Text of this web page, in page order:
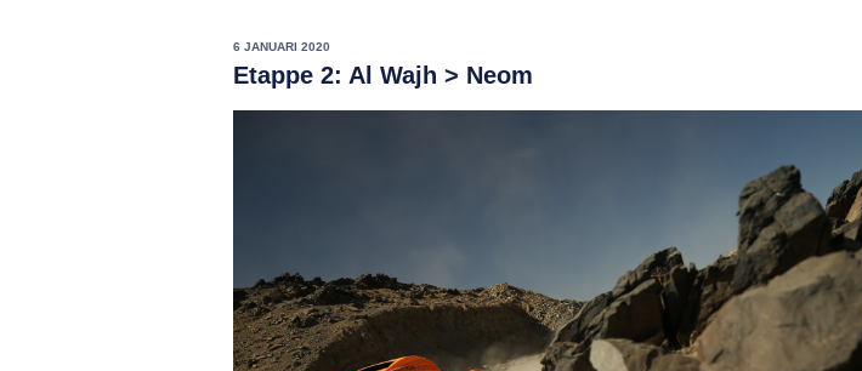
6 JANUARI 2020
Etappe 2: Al Wajh > Neom